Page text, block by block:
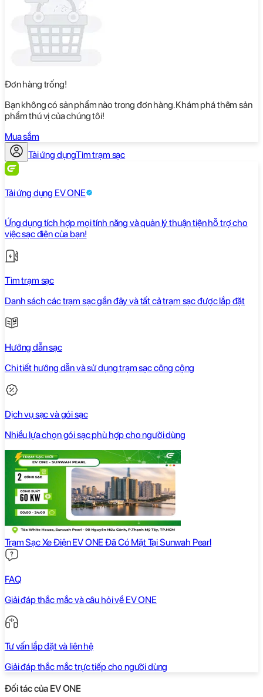
Đơn hàng trống!
Bạn không có sản phẩm nào trong đơn hàng. Khám phá thêm sản
phẩm thú vị của chúng tôi!
Mua sắm
Tải ứng dụngTìm trạm sạc
Tải ứng dụng EV ONE
Ứng dụng tích hợp mọi tính năng và quản lý thuận tiện hỗ trợ cho
việc sạc điện của bạn!
Tìm trạm sạc
Danh sách các trạm sạc gần đây và tất cả trạm sạc được lắp đặt
Hướng dẫn sạc
Chi tiết hướng dẫn và sử dụng trạm sạc công cộng
Dịch vụ sạc và gói sạc
Nhiều lựa chọn gói sạc phù hợp cho người dùng
Trạm Sạc Xe Điện EV ONE Đã Có Mặt Tại Sunwah Pearl
FAQ
Giải đáp thắc mắc và câu hỏi về EV ONE
Tư vấn lắp đặt và liên hệ
Giải đáp thắc mắc trực tiếp cho người dùng
Đối tác của EV ONE